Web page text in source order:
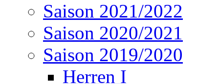
Saison 2021/2022
Saison 2020/2021
Saison 2019/2020
Herren I